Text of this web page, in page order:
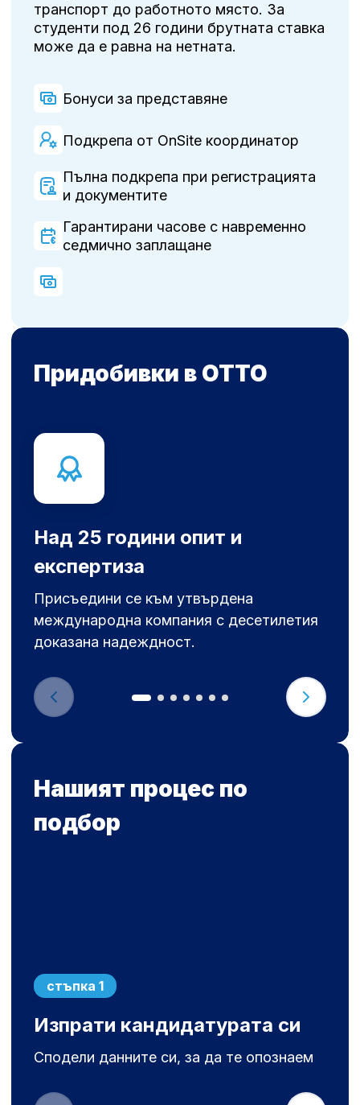
транспорт до работното място. За
студенти под 26 години брутната ставка
може да е равна на нетната.
Бонуси за представяне
Подкрепа от OnSite координатор
Пълна подкрепа при регистрацията
и документите
Гарантирани часове с навременно
седмично заплащане
Придобивки в OTTO
Над 25 години опит и
експертиза
Присъедини се към утвърдена
международна компания с десетилетия
доказана надеждност.
Нашият процес по
подбор
стъпка 1
Изпрати кандидатурата си
Сподели данните си, за да те опознаем